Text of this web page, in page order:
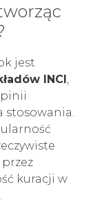
jest
INCI
stosowania.
kuracji w